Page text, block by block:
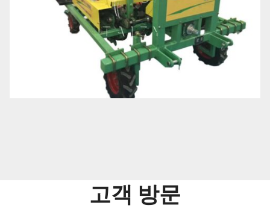
고객 방문